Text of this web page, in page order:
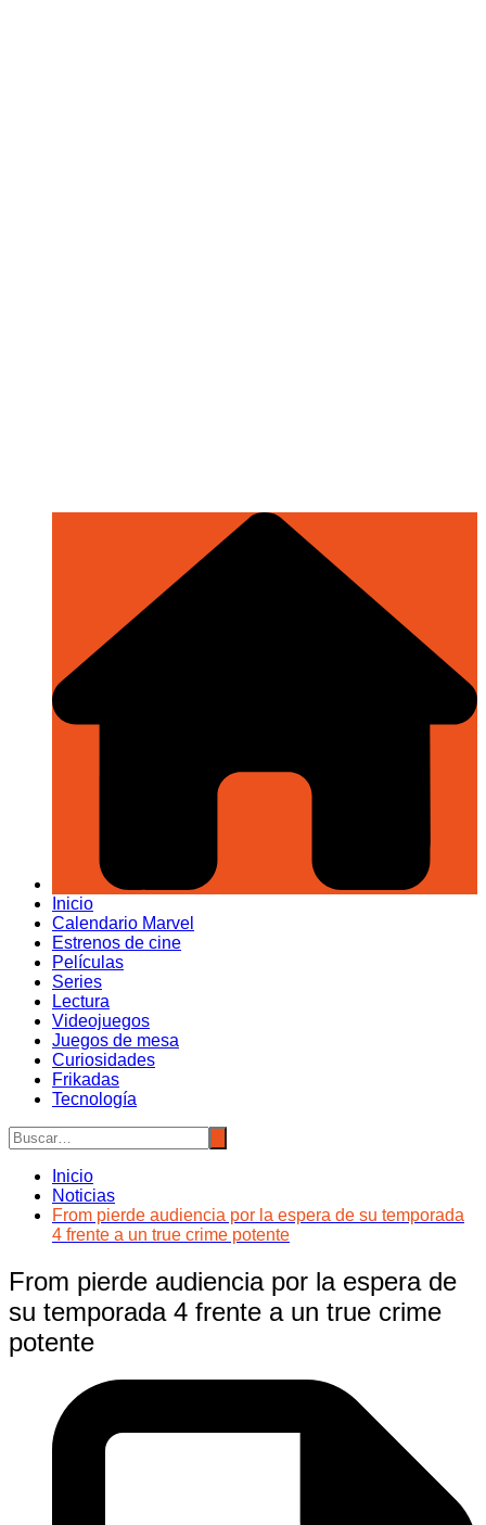
Inicio
Calendario Marvel
Estrenos de cine
Películas
Series
Lectura
Videojuegos
Juegos de mesa
Curiosidades
Frikadas
Tecnología
Inicio
Noticias
From pierde audiencia por la espera de su temporada
4 frente a un true crime potente
From pierde audiencia por la espera de
su temporada 4 frente a un true crime
potente